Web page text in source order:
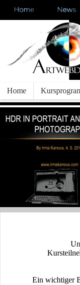
Home
Ein wichtiger